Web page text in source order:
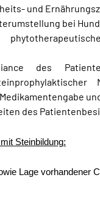
und
bei
des
des
Steinbildung:
Lage vorhandener